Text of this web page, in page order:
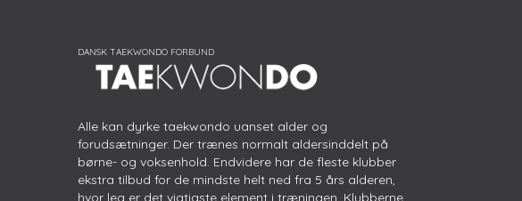
Alle kan dyrke taekwondo uanset alder og
forudsætninger. Der trænes normalt aldersinddelt på
børne- og voksenhold. Endvidere har de fleste klubber
ekstra tilbud for de mindste helt ned fra 5 års alderen,
hvor leg er det vigtigste element i træningen. Klubberne